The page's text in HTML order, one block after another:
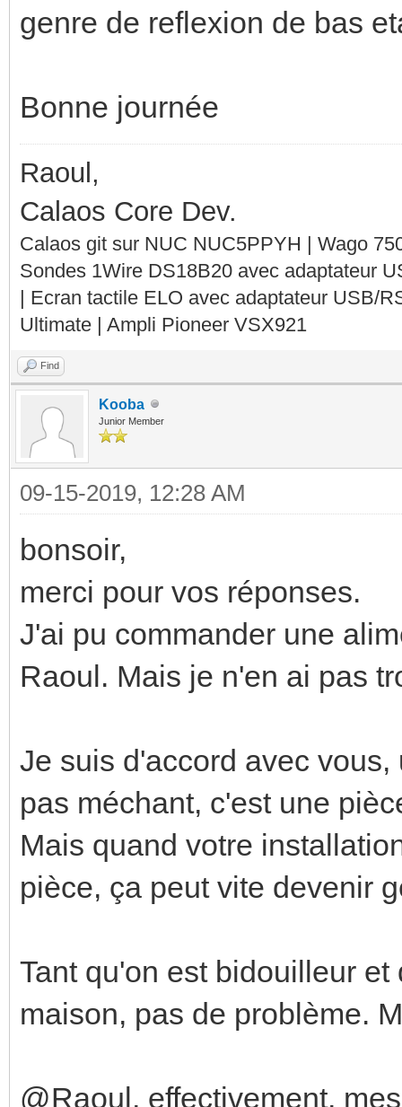
genre de reflexion de bas
Bonne journée
Raoul,
Calaos Core Dev.
Calaos git sur NUC NUC5PPYH | Wago
Sondes 1Wire DS18B20 avec adaptateur
| Ecran tactile ELO avec adaptateur USB/
Ultimate | Ampli Pioneer VSX921
Find
Kooba
Junior Member
09-15-2019, 12:28 AM
bonsoir,
merci pour vos réponses.
J'ai pu commander une
Raoul. Mais je n'en ai pas
Je suis d'accord avec
pas méchant, c'est une
Mais quand votre
pièce, ça peut vite devenir
Tant qu'on est bidouilleur
maison, pas de problème.
@Raoul, effectivement,